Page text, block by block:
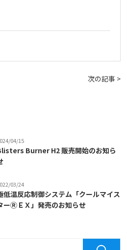
次の記事 >
04/15
Burner H2 販売開始のお知ら
03/24
低温反応制御システム「クールマイス
ーⓇＥＸ」発売のお知らせ